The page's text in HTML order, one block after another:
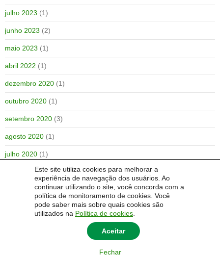
Este site utiliza cookies para melhorar a
experiência de navegação dos usuários. Ao
continuar utilizando o site, você concorda com a
política de monitoramento de cookies. Você
pode saber mais sobre quais cookies são
utilizados na Política de cookies
Aceitar
Fechar
julho 2023 (1)
junho 2023 (2)
maio 2023 (1)
abril 2022 (1)
dezembro 2020 (1)
outubro 2020 (1)
setembro 2020 (3)
agosto 2020 (1)
julho 2020 (1)
outubro 2019(1)
julho 2019(1)
© 2014 Universidade Federal do Pampa - UNIPAMPA